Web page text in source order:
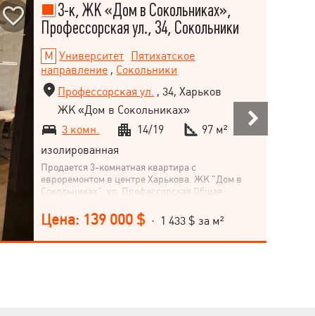
3-к, ЖК «Дом в Сокольниках»,
Профессорская ул., 34, Сокольники
Университет
Пятихатское
направление , Сокольники
Профессорская ул. , 34, Харьков
ЖК «Дом в Сокольниках»
3 комн.
14/19
97 м²
изолированная
Продается 3-комнатная квартира с
евроремонтом в центре Харькова. ЖК "Дом в
Сокольниках", ул. Профессорская Общая
современная квартира с ремонтом
(выполненная 2 года назад), расположенная в
одном из самых комфортных жилых комплексов
Цена: 139 000 $ · 1 433 $ за м²